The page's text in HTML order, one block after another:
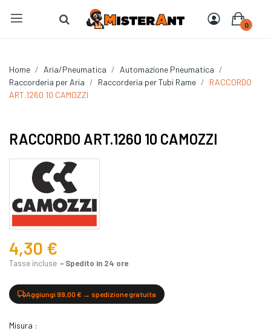
0
Home Aria/Pneumatica
Automazione Pneumatica
Raccorderia per Aria
Raccorderia per Tubi Rame
RACCORDO
ART.1260 10 CAMOZZI
RACCORDO ART.1260 10 CAMOZZI
4,30 €
Tasse incluse Spedito in 24 ore
Aggiungi 99,00 € → spedizione gratuita
Misura :